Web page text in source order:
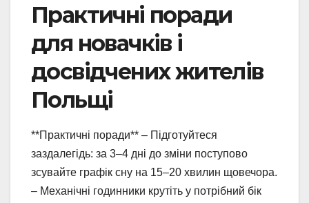
Практичні поради
для новачків і
досвідчених жителів
Польщі
**Практичні поради** – Підготуйтеся
заздалегідь: за 3–4 дні до зміни поступово
зсувайте графік сну на 15–20 хвилин щовечора.
– Механічні годинники крутіть у потрібний бік